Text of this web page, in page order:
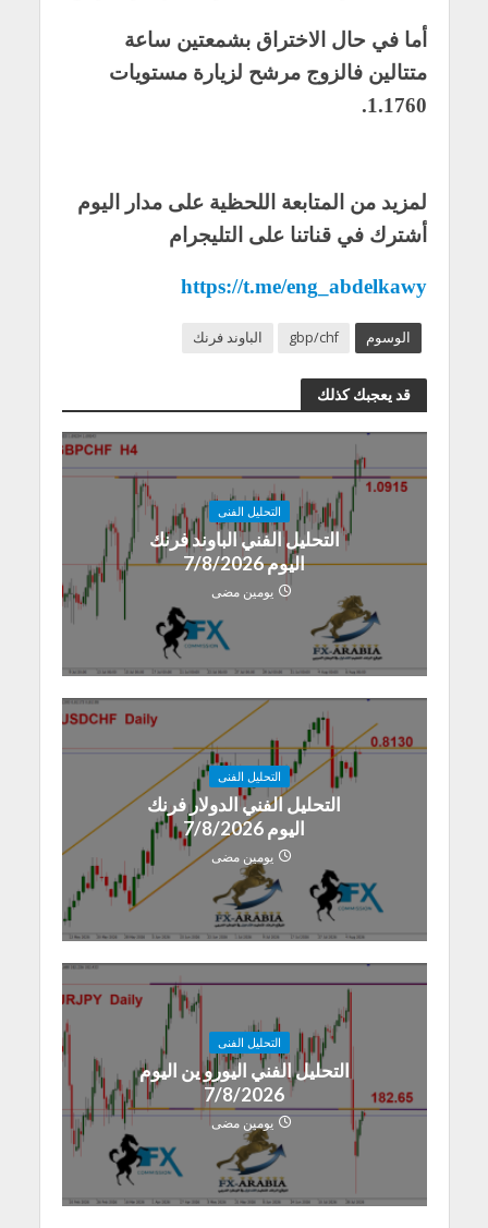
أما في حال الاختراق بشمعتين ساعة
متتالين فالزوج مرشح لزيارة مستويات
1.1760.
لمزيد من المتابعة اللحظية على مدار اليوم
أشترك في قناتنا على التليجرام
https://t.me/eng_abdelkawy
الوسوم gbp/chf الباوند فرنك
قد يعجبك كذلك
التحليل الفنى
التحليل الفني الباوند فرنك
اليوم 7/8/2026
يومين مضى
التحليل الفنى
التحليل الفني الدولار فرنك
اليوم 7/8/2026
يومين مضى
التحليل الفنى
التحليل الفني اليورو ين اليوم
7/8/2026
يومين مضى